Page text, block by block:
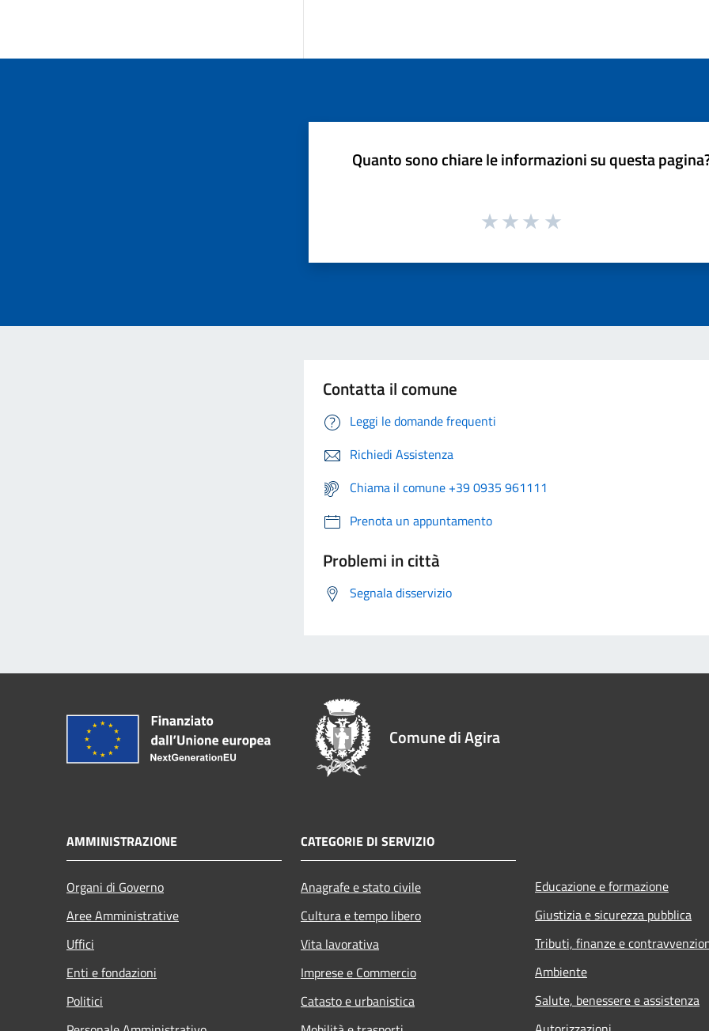
Quanto sono chiare le informazioni su questa
Contatta il comune
Leggi le domande frequenti
Richiedi Assistenza
Chiama il comune +39 0935 961111
Prenota un appuntamento
Problemi in città
Segnala disservizio
Comune di Agira
AMMINISTRAZIONE
Organi di Governo
Aree Amministrative
Uffici
Enti e fondazioni
Politici
CATEGORIE DI SERVIZIO
Anagrafe e stato civile
Cultura e tempo libero
Vita lavorativa
Imprese e Commercio
Catasto e urbanistica
Educazione e formazione
Giustizia e sicurezza pubblica
Tributi, finanze e
Ambiente
Salute, benessere e assistenza